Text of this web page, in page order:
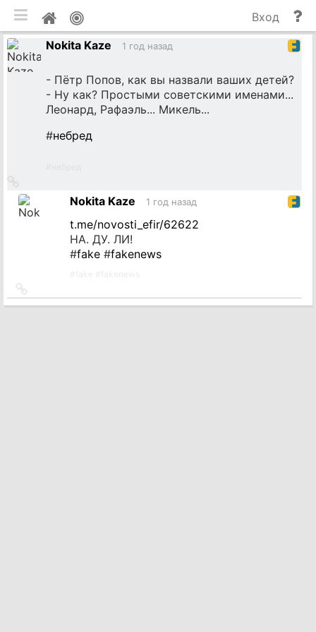
Мой
профиль
и
Вход
Nokita Kaze
1 год назад
- Пётр Попов, как вы назвали ваших детей?
- Ну как? Простыми советскими именами...
Леонард, Рафаэль... Микель...
#небред
на
источник
Nokita Kaze 1 год назад
t.me/novosti_efir/62622
НА. ДУ. ЛИ!
#fake #fakenews
на
мобильная версия